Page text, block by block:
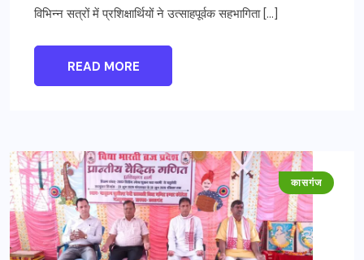
विभिन्न सत्रों में प्रशिक्षार्थियों ने उत्साहपूर्वक सहभागिता […]
READ MORE
कासगंज